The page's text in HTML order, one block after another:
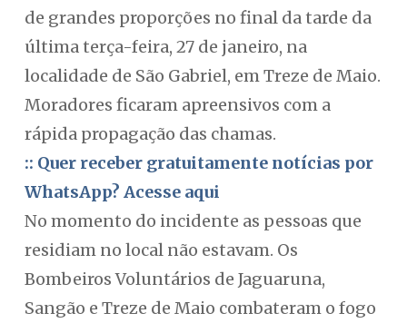
de grandes proporções no final da tarde da
última terça-feira, 27 de janeiro, na
localidade de São Gabriel, em Treze de Maio.
Moradores ficaram apreensivos com a
rápida propagação das chamas.
:: Quer receber gratuitamente notícias por
WhatsApp? Acesse aqui
No momento do incidente as pessoas que
residiam no local não estavam. Os
Bombeiros Voluntários de Jaguaruna,
Sangão e Treze de Maio combateram o fogo